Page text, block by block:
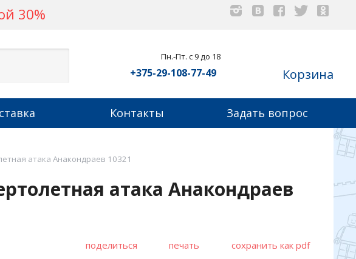
30%
Пн.-Пт. с 9 до 18
+375-29-108-77-49 Корзина
Контакты Задать вопрос
атака Анакондраев 10321
атака Анакондраев
поделиться печать сохранить как pdf